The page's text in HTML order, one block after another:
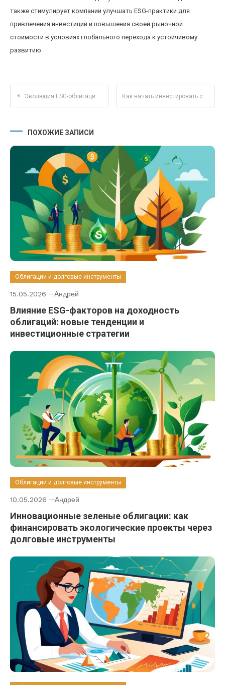
также стимулирует компании улучшать ESG-практики для
привлечения инвестиций и повышения своей рыночной
стоимости в условиях глобального перехода к устойчивому
развитию.
Навигация по записям
Эволюция ESG-облигаций: как экологические критерии меняют рынок долговых инструментов Как начать инвестировать с минимальным капиталом: советы для новичков и лучших инструментов
ПОХОЖИЕ ЗАПИСИ
Облигации и долговые инструменты
15.05.2026 Андрей
Влияние ESG-факторов на доходность
облигаций: новые тенденции и
инвестиционные стратегии
Облигации и долговые инструменты
10.05.2026 Андрей
Инновационные зеленые облигации: как
финансировать экологические проекты через
долговые инструменты